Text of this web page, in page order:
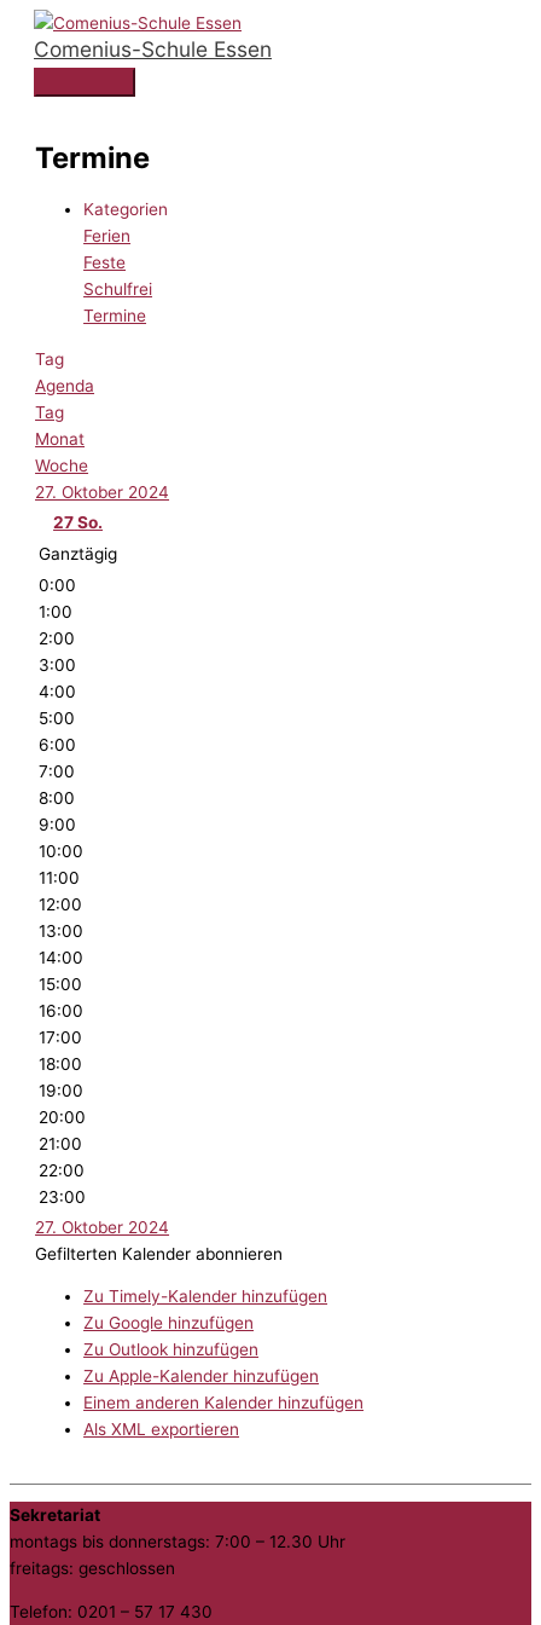
Zum
InhaltComenius-Schule Essen
Hauptmenü
Termine
Kategorien
Ferien
Feste
Schulfrei
Termine
Tag
Agenda
Tag
Monat
Woche
27. Oktober 2024
27So.
Ganztägig
0:00
1:00
2:00
3:00
4:00
5:00
6:00
7:00
8:00
9:00
10:00
11:00
12:00
13:00
14:00
15:00
16:00
17:00
18:00
19:00
20:00
21:00
22:00
23:00
27. Oktober 2024
Gefilterten Kalender abonnieren
Zu Timely-Kalender hinzufügen
Zu Google hinzufügen
Zu Outlook hinzufügen
Zu Apple-Kalender hinzufügen
Einem anderen Kalender hinzufügen
Als XML exportieren
Sekretariat
montags bis donnerstags: 7:00 – 12.30 Uhr
freitags: geschlossen
Telefon: 0201 – 57 17 430